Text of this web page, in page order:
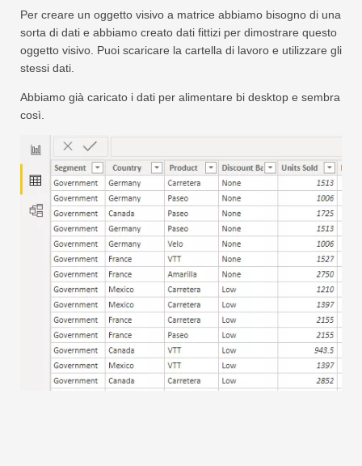
Per creare un oggetto visivo a matrice abbiamo bisogno di una
sorta di dati e abbiamo creato dati fittizi per dimostrare questo
oggetto visivo. Puoi scaricare la cartella di lavoro e utilizzare gli
stessi dati.
Abbiamo già caricato i dati per alimentare bi desktop e sembra
così.